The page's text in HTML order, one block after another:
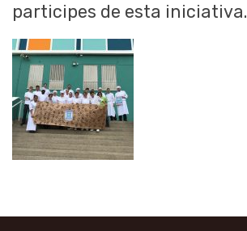
participes de esta iniciativa.